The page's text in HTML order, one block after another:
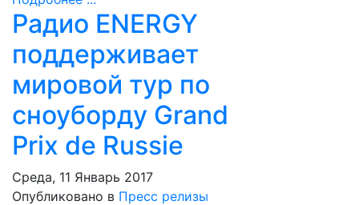
Радио ENERGY
поддерживает
мировой тур по
сноуборду Grand
Prix de Russie
Среда, 11 Январь 2017
Опубликовано в Пресс релизы